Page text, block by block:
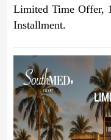
Limited Time Offer,
Installment.